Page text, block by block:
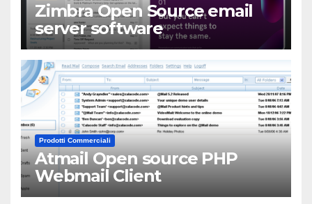
Zimbra Open Source email
server software
Prodotti Commerciali
Atmail Open source PHP
Webmail Client